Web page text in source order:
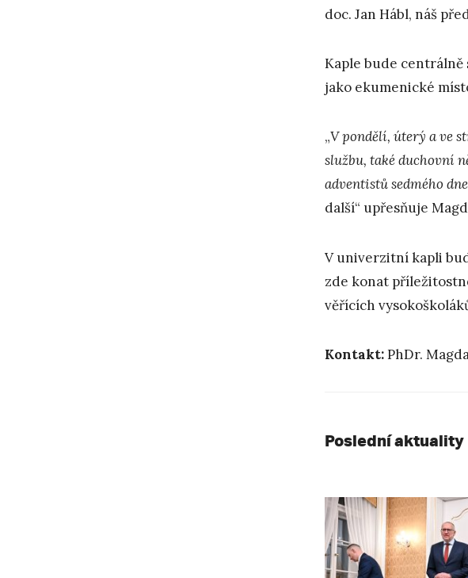
doc. Jan Hábl, náš
Kaple bude
jako ekumenické
„V pondělí, úterý a ve
službu, také duchovní
adventistů sedmého
další“ upřesňuje
V univerzitní kapli
zde konat
věřících
Kontakt:PhDr.
Poslední aktuality